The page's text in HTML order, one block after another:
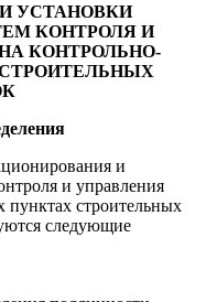
УСТАНОВКИ
КОНТРОЛЯ И
КОНТРОЛЬНО-
и
и управления
пунктах строительных
следующие